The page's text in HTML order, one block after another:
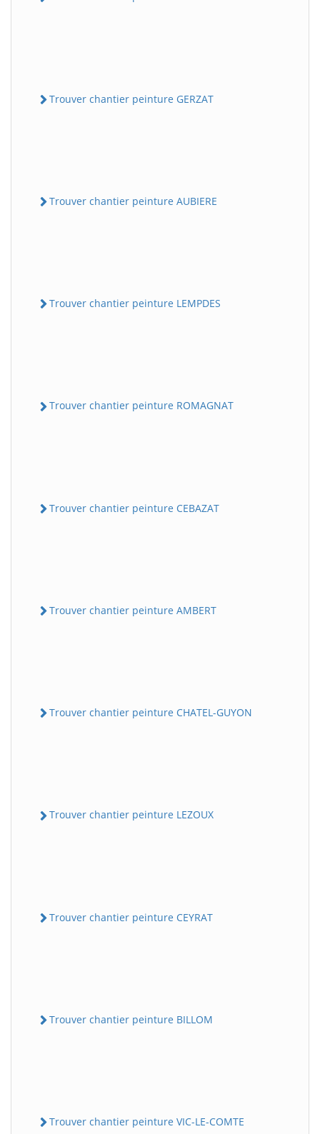
Trouver chantier peinture GERZAT
Trouver chantier peinture AUBIERE
Trouver chantier peinture LEMPDES
Trouver chantier peinture ROMAGNAT
Trouver chantier peinture CEBAZAT
Trouver chantier peinture AMBERT
Trouver chantier peinture CHATEL-GUYON
Trouver chantier peinture LEZOUX
Trouver chantier peinture CEYRAT
Trouver chantier peinture BILLOM
Trouver chantier peinture VIC-LE-COMTE